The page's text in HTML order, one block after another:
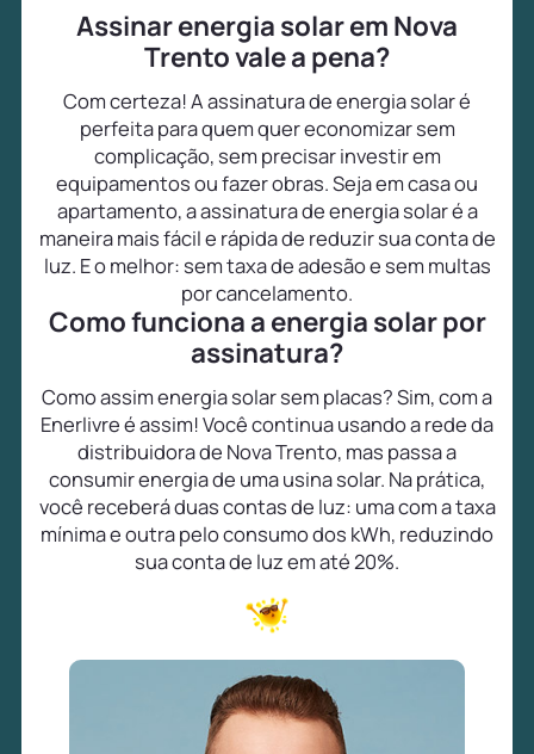
Assinar energia solar em Nova
Trento vale a pena?
Com certeza! A assinatura de energia solar é
perfeita para quem quer economizar sem
complicação, sem precisar investir em
equipamentos ou fazer obras. Seja em casa ou
apartamento, a assinatura de energia solar é a
maneira mais fácil e rápida de reduzir sua conta de
luz. E o melhor: sem taxa de adesão e sem multas
por cancelamento.
Como funciona a energia solar por
assinatura?
Como assim energia solar sem placas? Sim, com a
Enerlivre é assim! Você continua usando a rede da
distribuidora de Nova Trento, mas passa a
consumir energia de uma usina solar. Na prática,
você receberá duas contas de luz: uma com a taxa
mínima e outra pelo consumo dos kWh, reduzindo
sua conta de luz em até 20%.